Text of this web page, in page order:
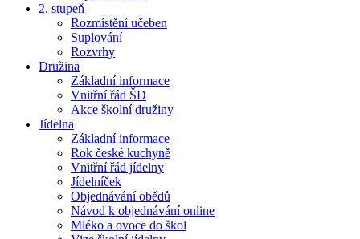
2. stupeň
Rozmístění učeben
Suplování
Rozvrhy
Družina
Základní informace
Vnitřní řád ŠD
Akce školní družiny
Jídelna
Základní informace
Rok české kuchyně
Vnitřní řád jídelny
Jídelníček
Objednávání obědů
Návod k objednávání online
Mléko a ovoce do škol